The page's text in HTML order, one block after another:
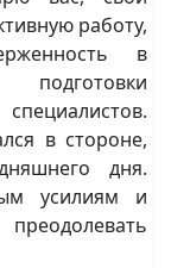
работу,
в
в стороне,
дня.
усилиям и